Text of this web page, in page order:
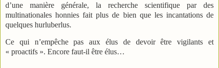
d’une manière générale, la recherche scientifique par des
multinationales honnies fait plus de bien que les incantations de
quelques hurluberlus.
Ce qui n’empêche pas aux élus de devoir être vigilants et
« proactifs ». Encore faut-il être élus…